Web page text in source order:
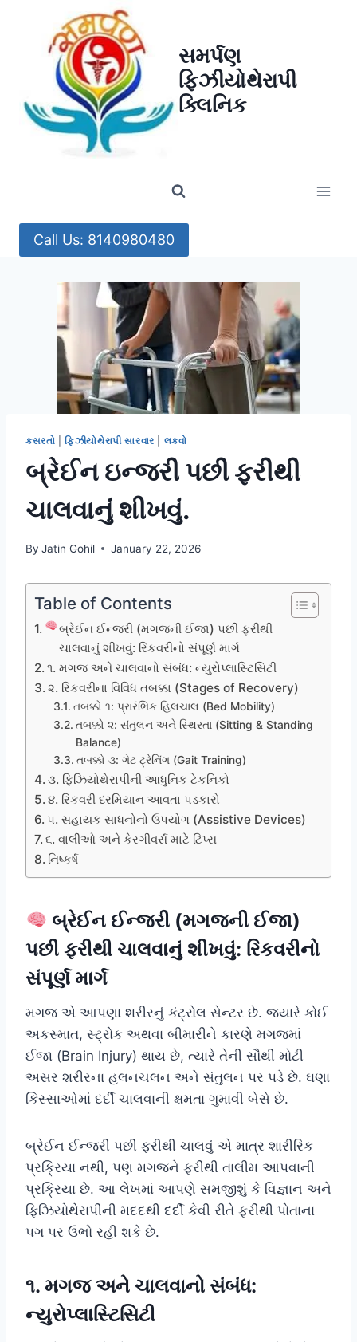
સમર્પણ
ફિઝીયોથેરાપી
ક્લિનિક
Call Us: 8140980480
કસરતો |ફિઝીયોથેરાપી સારવાર લકવો
બ્રેઈન ઇન્જરી પછી ફરીથી
ચાલવાનું શીખવું.
By Jatin Gohil January 22, 2026
Table of Contents
બ્રેઈન ઈન્જરી (મગજની ઈજા) પછી ફરીથી
ચાલવાનું શીખવું: રિકવરીનો સંપૂર્ણ માર્ગ
૧. મગજ અને ચાલવાનો સંબંધ: ન્યુરોપ્લાસ્ટિસિટી
૨. રિકવરીના વિવિધ તબક્કા (Stages of Recovery)
તબક્કો ૧: પ્રારંભિક હિલચાલ (Bed Mobility)
તબક્કો ૨: સંતુલન અને સ્થિરતા (Sitting & Standing
Balance)
તબક્કો ૩: ગેટ ટ્રેનિંગ (Gait Training)
૩. ફિઝિયોથેરાપીની આધુનિક ટેકનિકો
૪. રિકવરી દરમિયાન આવતા પડકારો
૫. સહાયક સાધનોનો ઉપયોગ (Assistive Devices)
૬. વાલીઓ અને કેરગીવર્સ માટે ટિપ્સ
નિષ્કર્ષ
બ્રેઈન ઈન્જરી (મગજની ઈજા)
પછી ફરીથી ચાલવાનું શીખવું: રિકવરીનો
સંપૂર્ણ માર્ગ
મગજ એ આપણા શરીરનું કંટ્રોલ સેન્ટર છે. જ્યારે કોઈ
અકસ્માત, સ્ટ્રોક અથવા બીમારીને કારણે મગજમાં
ઈજા (Brain Injury) થાય છે, ત્યારે તેની સૌથી મોટી
અસર શરીરના હલનચલન અને સંતુલન પર પડે છે. ઘણા
કિસ્સાઓમાં દર્દી ચાલવાની ક્ષમતા ગુમાવી બેસે છે.
બ્રેઈન ઈન્જરી પછી ફરીથી ચાલવું એ માત્ર શારીરિક
પ્રક્રિયા નથી, પણ મગજને ફરીથી તાલીમ આપવાની
પ્રક્રિયા છે. આ લેખમાં આપણે સમજીશું કે વિજ્ઞાન અને
ફિઝિયોથેરાપીની મદદથી દર્દી કેવી રીતે ફરીથી પોતાના
પગ પર ઉભો રહી શકે છે.
૧. મગજ અને ચાલવાનો સંબંધ:
ન્યુરોપ્લાસ્ટિસિટી